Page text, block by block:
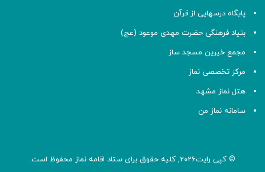
پایگاه درسهایی از قرآن
بنیاد فرهنگی حضرت مهدی موعود (عج)
مجمع خیرین مسجد ساز
مرکز تخصصی نماز
هتل نماز مشهد
سامانه نماز من
© کپی رایت2026, کلیه حقوق برای ستاد اقامه نماز محفوظ است.